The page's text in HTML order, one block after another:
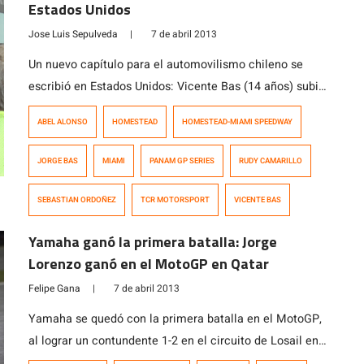
Estados Unidos
Jose Luis Sepulveda | 7 de abril 2013
Un nuevo capítulo para el automovilismo chileno se
escribió en Estados Unidos: Vicente Bas (14 años) subió
al podio en la primera fecha de la Panam GP Series en
interior con parte del óvalo. Vicente largó desde el
sexto […]
ABEL ALONSO HOMESTEAD HOMESTEAD-MIAMI SPEEDWAY
JORGE BAS MIAMI PANAM GP SERIES RUDY CAMARILLO
SEBASTIAN ORDOÑEZ TCR MOTORSPORT VICENTE BAS
Yamaha ganó la primera batalla: Jorge
Lorenzo ganó en el MotoGP en Qatar
Felipe Gana | 7 de abril 2013
Yamaha se quedó con la primera batalla en el MotoGP,
al lograr un contundente 1-2 en el circuito de Losail en